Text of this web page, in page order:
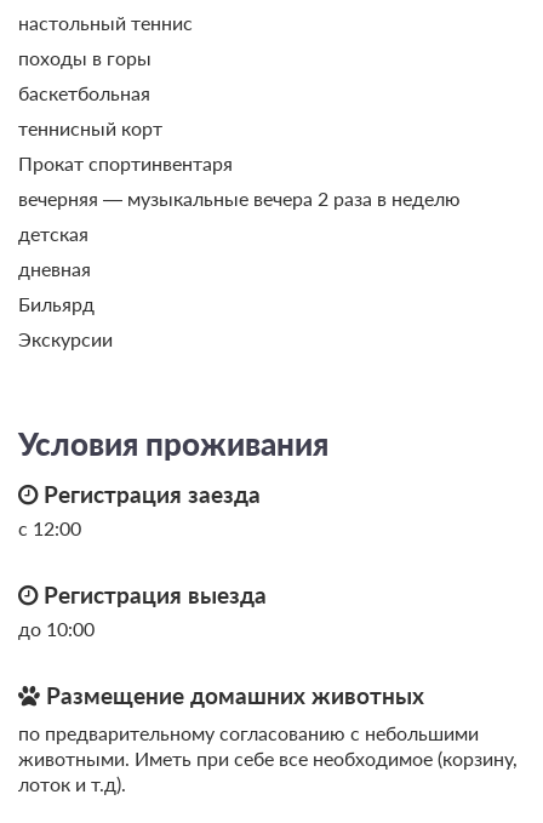
настольный теннис
походы в горы
баскетбольная
теннисный корт
Прокат спортинвентаря
вечерняя — музыкальные вечера 2 раза в неделю
детская
дневная
Бильярд
Экскурсии
Условия проживания
Регистрация заезда
с 12:00
Регистрация выезда
до 10:00
Размещение домашних животных
по предварительному согласованию с небольшими
животными. Иметь при себе все необходимое (корзину,
лоток и т.д).